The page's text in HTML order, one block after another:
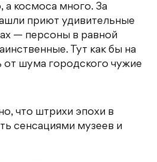
космоса много. За
приют удивительные
— персоны в равной
Тут как бы на
от шума городского чужие
что штрихи эпохи в
сенсациями музеев и